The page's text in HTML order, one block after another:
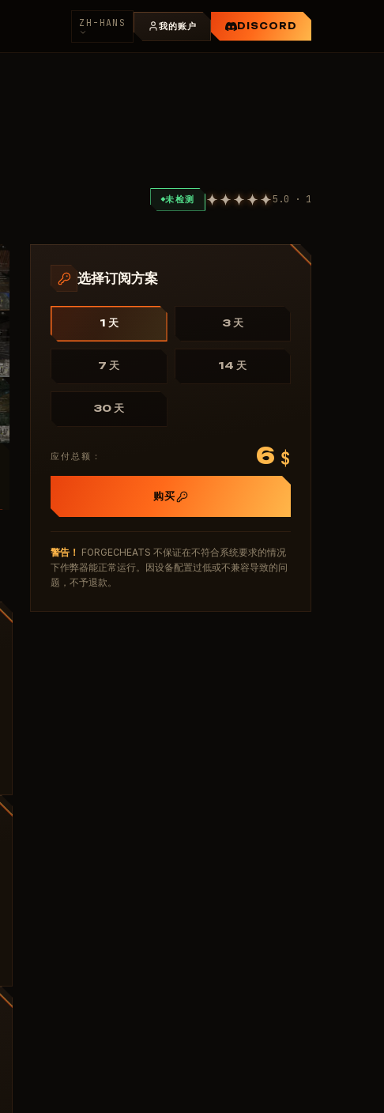
ZH-HANS 我的账户 DISCORD
未检测 5.0 · 1
选择订阅方案
1 天 3 天
7 天 14 天
30 天
应付总额： 6 $
购买
警告！ FORGECHEATS 不保证在不符合系统要求的情况
下作弊器能正常运行。因设备配置过低或不兼容导致的问
题，不予退款。